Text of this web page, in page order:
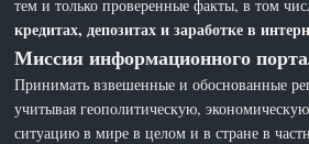
тем и только проверенные факты, в том
кредитах, депозитах и заработке в
Миссия информационного
Принимать взвешенные и обоснованные
учитывая геополитическую,
ситуацию в мире в целом и в стране в